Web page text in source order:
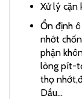
Xử lý cặn
Ổn định
nhớt
phận
lòng pít-
thọ
Dầu…